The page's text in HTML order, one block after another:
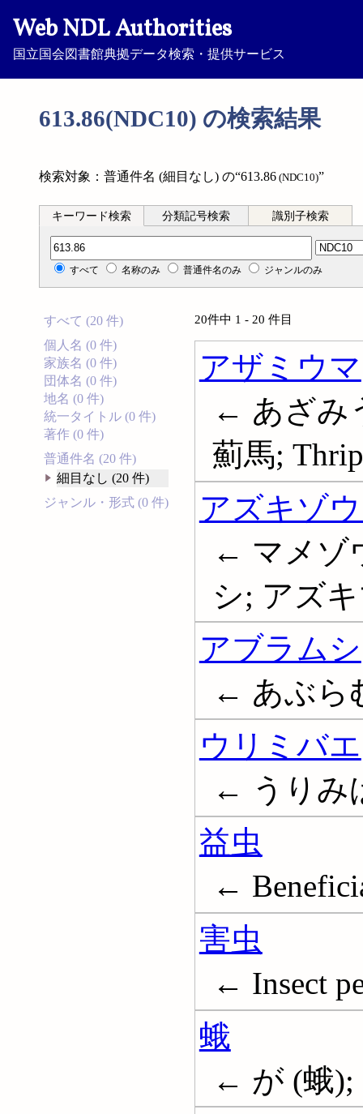
Web NDL Authorities
国立国会図書館典拠データ検索・提供サービス
613.86(NDC10) の検索結果
検索対象：普通件名 (細目なし) の“613.86 (NDC10)”
キーワード検索 分類記号検索 識別子検索
分類記号検索
すべて 名称のみ 普通件名のみ ジャンルのみ
すべて (20 件)
個人名 (0 件)
家族名 (0 件)
団体名 (0 件)
地名 (0 件)
統一タイトル (0 件)
著作 (0 件)
普通件名 (20 件)
細目なし (20 件)
ジャンル・形式 (0 件)
20件中 1 - 20 件目
アザミウマ
← あざみ
薊馬;
アズキゾ
← マメゾ
シ; アズ
アブラムシ
← あぶら
ウリミバエ
← うりみ
益虫
←
害虫
← Insect
蛾
← が (蛾);